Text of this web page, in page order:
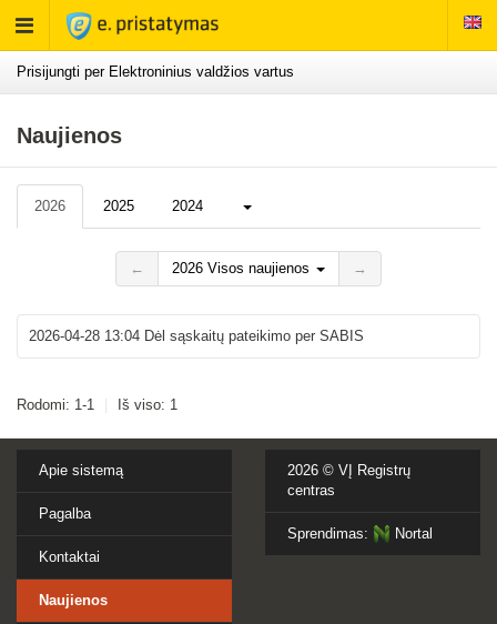
Rodyti
meniu
Prisijungti per Elektroninius valdžios vartus
Naujienos
2026 2025 2024 Daugiau...
← 2026 Visos naujienos →
2026-04-28 13:04 Dėl sąskaitų pateikimo per SABIS
Rodomi: 1-1 Iš viso: 1
Apie sistemą
Pagalba
Kontaktai
Naujienos
2026 © VĮ Registrų
centras
Sprendimas: Nortal